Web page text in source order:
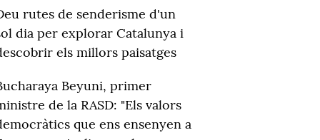
rutes de senderisme d'un
dia per explorar Catalunya i
els millors paisatges
Beyuni, primer
de la RASD: "Els valors
que ens ensenyen a